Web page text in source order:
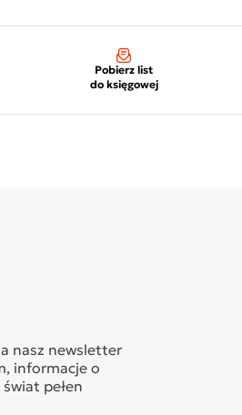
Pobierz list
do księgowej
nasz newsletter
informacje o
pełen